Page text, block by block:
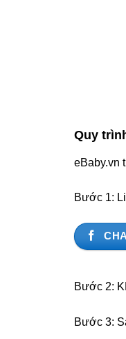
Quy
eBaby.vn
Bước 1:
Bước 2:
Bước 3: